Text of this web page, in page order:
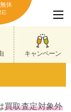
休
応
キャンペーン
買取査定対象外